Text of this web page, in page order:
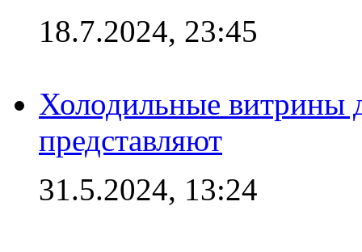
18.7.2024, 23:45
Холодильные витрины
представляют
31.5.2024, 13:24